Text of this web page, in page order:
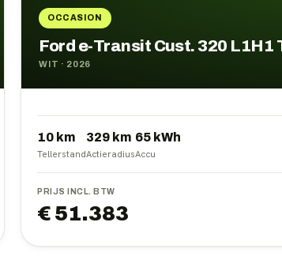
OCCASION
Ford e-Transit Cust. 320 L1H1
WIT · 2026
10 km
Tellerstand
329 km
Actieradius
65 kWh
Accu
PRIJS INCL. BTW
€ 51.383